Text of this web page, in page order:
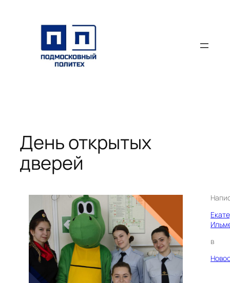
содержимому
День открытых
дверей
в